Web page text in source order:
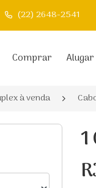
(22) 2648-2541
Comprar Alugar
à venda